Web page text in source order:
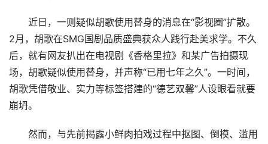
近日，一则疑似胡歌使用替身的消息在“影视圈”扩散。
2月，胡歌在SMG国剧品质盛典获众人践行赴美求学。不久
后，就有网友扒出在电视剧《香格里拉》和某广告拍摄现
场，胡歌疑似使用替身，并声称“已用七年之久”。一时间，
胡歌凭借敬业、实力等标签搭建的“德艺双馨”人设眼看就要
崩坍。
然而，与先前揭露小鲜肉拍戏过程中抠图、倒模、滥用